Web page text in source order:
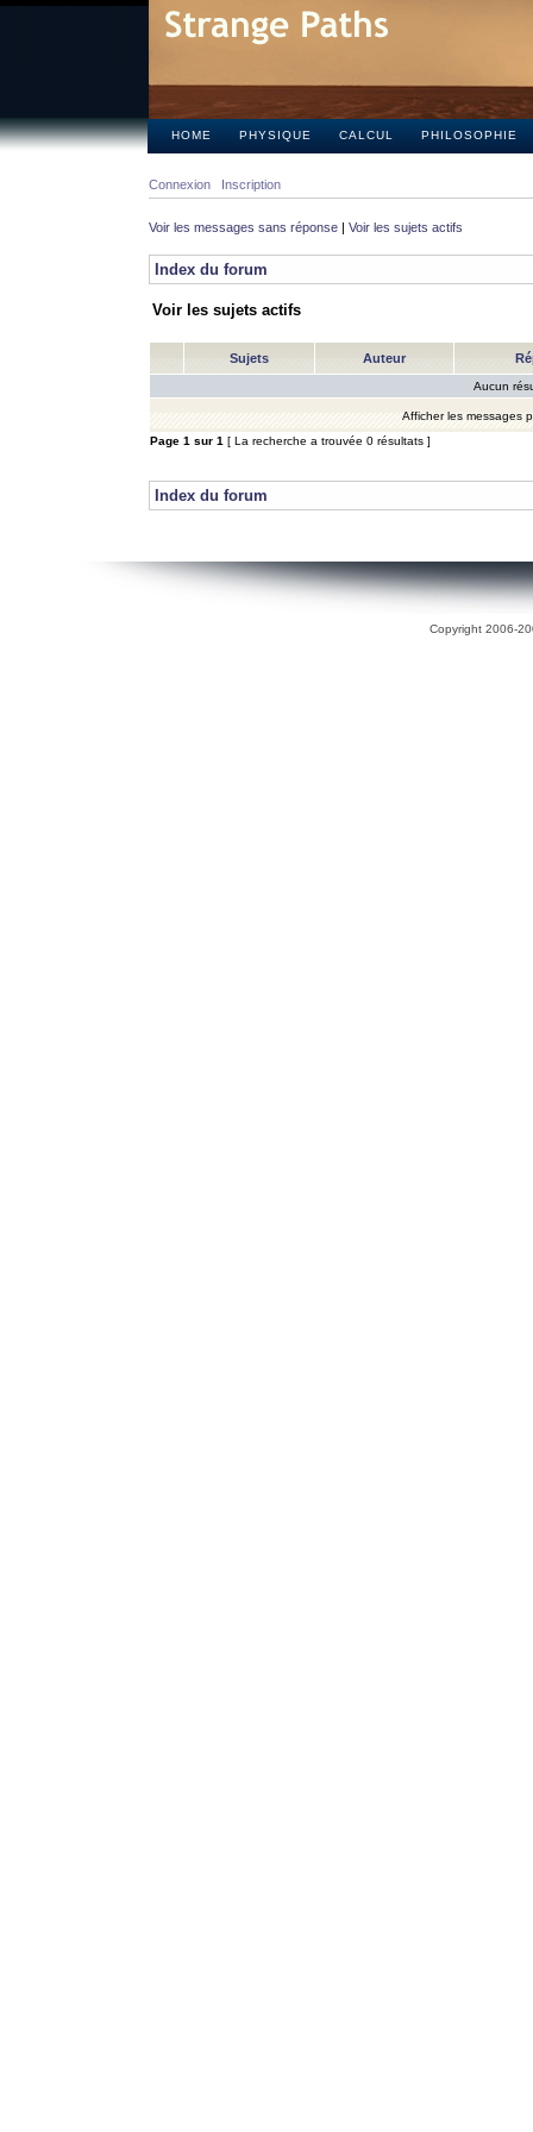
HOME PHYSIQUE CALCUL PHILOSOPHIE
Connexion Inscription
Voir les messages sans réponse | Voir les sujets actifs
Index du forum
Voir les sujets actifs
Sujets Auteur
Aucun
Afficher les messages
Page 1 sur 1 [ La recherche a trouvée 0 résultats ]
Index du forum
Copyright 2006-